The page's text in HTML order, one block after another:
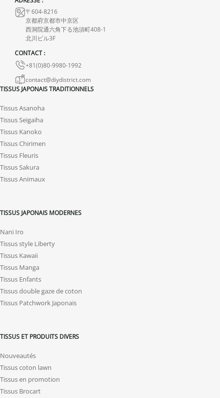
En cas de défaut de notre part, contactez-nous dans les 72 heures
avec photos ou vidéo, afin que nous trouvions ensemble une
solution rapide et adaptée.
〒604-8216
京都府京都市中京区
西洞院通六角下る池須町408-1
北川ビル3F
CONTACT :
+81(0)80-9980-1992
contact@diydistrict.com
TISSUS JAPONAIS TRADITIONNELS
Tissus Asanoha
Tissus Seigaiha
Tissus Kanoko
Tissus Chirimen
Tissus Fleuris
Tissus Sakura
Tissus Animaux
TISSUS JAPONAIS MODERNES
Nani Iro
Tissus style Liberty
Tissus Kawaii
Tissus Manga
Tissus Enfants
Tissus double gaze de coton
Tissus Patchwork Japonais
TISSUS ET PRODUITS DIVERS
Nouveautés
Tissus coton lawn
Tissus en promotion
Tissus Brocart